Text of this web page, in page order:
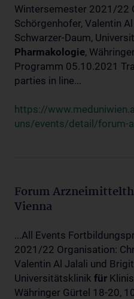
Wintersemester 2021/22
Schörgenhofer, Valentin
Schwarzer-Daum,
Pharmakologie,
Programm 05.10.2021
parties in line...
https://
uns/events/detail/forum-
Forum
Vienna
...All Events
2021/22 Organisation:
Valentin Al Jalali und
Universitätsklinik für
Währinger Gürtel 18-20,